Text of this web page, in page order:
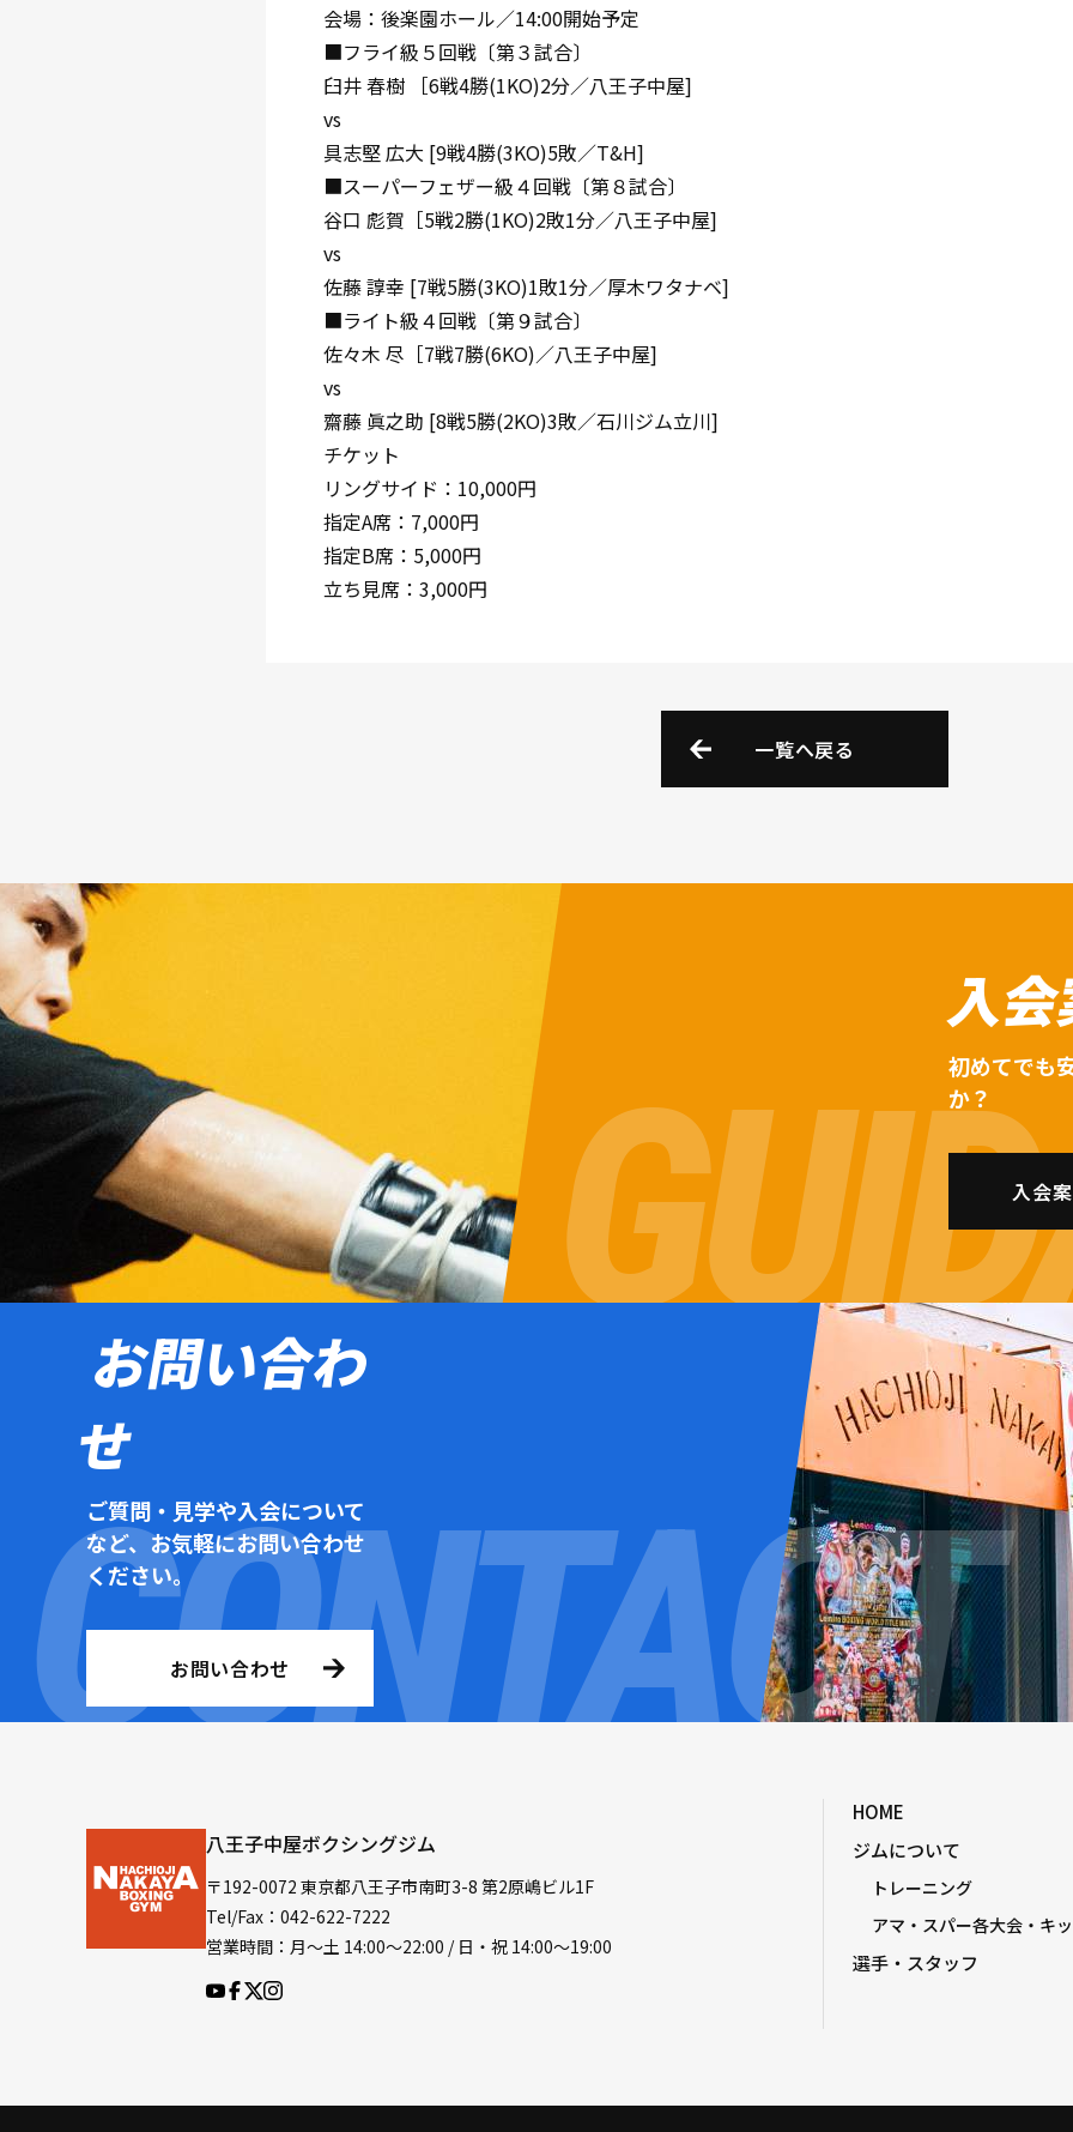
会場：後楽園ホール／14:00開始予定
■フライ級５回戦〔第３試合〕
臼井 春樹 ［6戦4勝(1KO)2分／八王子中屋]
vs
具志堅 広大 [9戦4勝(3KO)5敗／T&H]
■スーパーフェザー級４回戦〔第８試合〕
谷口 彪賀［5戦2勝(1KO)2敗1分／八王子中屋]
vs
佐藤 諄幸 [7戦5勝(3KO)1敗1分／厚木ワタナベ]
■ライト級４回戦〔第９試合〕
佐々木 尽［7戦7勝(6KO)／八王子中屋]
vs
齋藤 眞之助 [8戦5勝(2KO)3敗／石川ジム立川]
チケット
リングサイド：10,000円
指定A席：7,000円
指定B席：5,000円
立ち見席：3,000円
一覧へ戻る
入
初めてでも
か？
入会
お問い合わ
せ
ご質問・見学や入会について
など、お気軽にお問い合わせ
ください。
お問い合わせ
八王子中屋ボクシングジム
〒192-0072 東京都八王子市南町3-8 第2原嶋ビル1F
Tel/Fax：042-622-7222
営業時間：月〜土 14:00〜22:00 / 日・祝 14:00〜19:00
HOME
ジムについて
トレーニング
アマ・スパー各大会・キ
選手・スタッフ